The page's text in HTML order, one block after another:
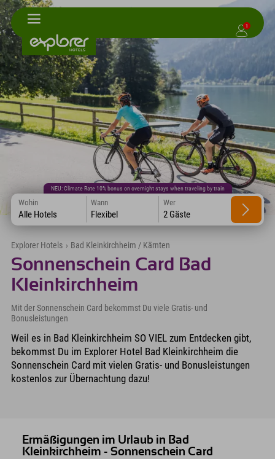
1
NEU: Climate Rate 10% bonus on overnight stays when traveling by train
Wohin
Alle Hotels
Wann
Flexibel
Wer
2 Gäste
Explorer Hotels › Bad Kleinkirchheim / Kärnten
Sonnenschein Card Bad
Kleinkirchheim
Mit der Sonnenschein Card bekommst Du viele Gratis- und
Bonusleistungen
Weil es in Bad Kleinkirchheim SO VIEL zum Entdecken gibt,
bekommst Du im Explorer Hotel Bad Kleinkirchheim die
Sonnenschein Card mit vielen Gratis- und Bonusleistungen
kostenlos zur Übernachtung dazu!
Ermäßigungen im Urlaub in Bad
Kleinkirchheim - Sonnenschein Card